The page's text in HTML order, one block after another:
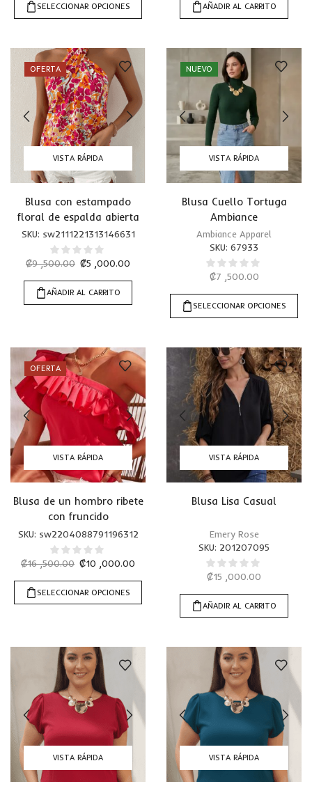
SELECCIONAR OPCIONES AÑADIR AL CARRITO
OFERTA
VISTA RÁPIDA
Blusa con estampado
floral de espalda abierta
SKU: sw2111221313146631
₡9 ,500.00 ₡5 ,000.00
AÑADIR AL CARRITO
NUEVO
VISTA RÁPIDA
Blusa Cuello Tortuga
Ambiance
Ambiance Apparel
SKU: 67933
₡7 ,500.00
SELECCIONAR OPCIONES
OFERTA
VISTA RÁPIDA
Blusa de un hombro ribete
con fruncido
SKU: sw2204088791196312
₡16 ,500.00 ₡10 ,000.00
SELECCIONAR OPCIONES
VISTA RÁPIDA
Blusa Lisa Casual
Emery Rose
SKU: 201207095
₡15 ,000.00
AÑADIR AL CARRITO
VISTA RÁPIDA VISTA RÁPIDA